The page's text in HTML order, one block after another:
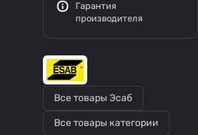
Гарантия
производителя
Все товары Эсаб
Все товары категории